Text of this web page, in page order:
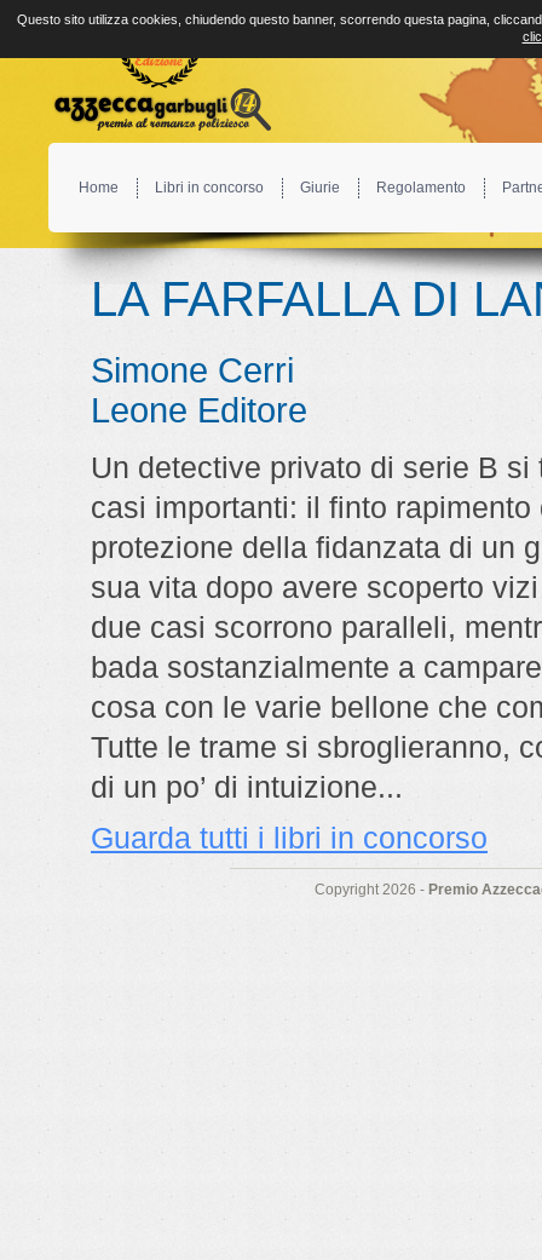
Home Libri in concorso Giurie Regolamento
LA FARFALLA DI
Simone Cerri
Leone Editore
Un detective privato di serie B
casi importanti: il finto
protezione della fidanzata di un
sua vita dopo avere scoperto
due casi scorrono paralleli,
bada sostanzialmente a
cosa con le varie bellone che
Tutte le trame si sbroglieranno,
di un po’ di intuizione...
Guarda tutti i libri in concorso
Copyright 2026 - Premio
Questo sito utilizza cookies, chiudendo questo banner, scorrendo questa pagina,